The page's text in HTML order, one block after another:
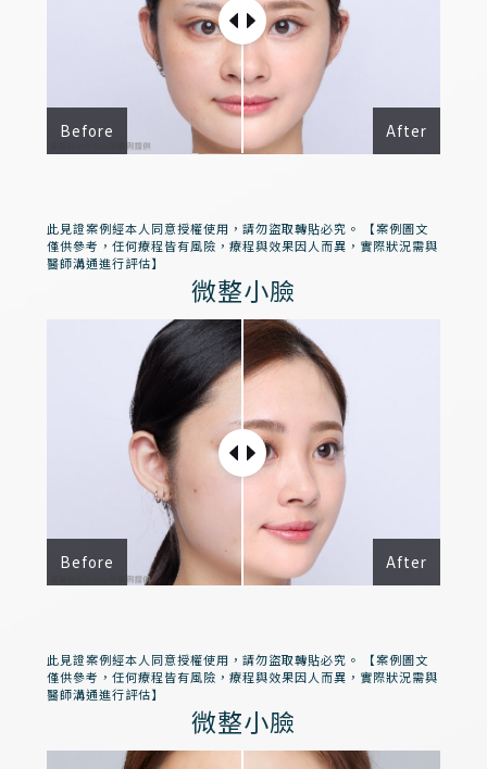
After
Before
此見證案例經本人同意授權使用，請勿盜取轉貼必究。 【案例圖文
僅供參考，任何療程皆有風險，療程與效果因人而異，實際狀況需與
醫師溝通進行評估】
微整小臉
After
Before
此見證案例經本人同意授權使用，請勿盜取轉貼必究。 【案例圖文
僅供參考，任何療程皆有風險，療程與效果因人而異，實際狀況需與
醫師溝通進行評估】
微整小臉